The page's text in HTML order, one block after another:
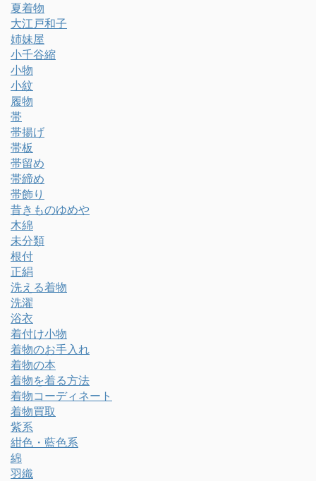
夏着物
大江戸和子
姉妹屋
小千谷縮
小物
小紋
履物
帯
帯揚げ
帯板
帯留め
帯締め
帯飾り
昔きものゆめや
木綿
未分類
根付
正絹
洗える着物
洗濯
浴衣
着付け小物
着物のお手入れ
着物の本
着物を着る方法
着物コーディネート
着物買取
紫系
紺色・藍色系
綿
羽織